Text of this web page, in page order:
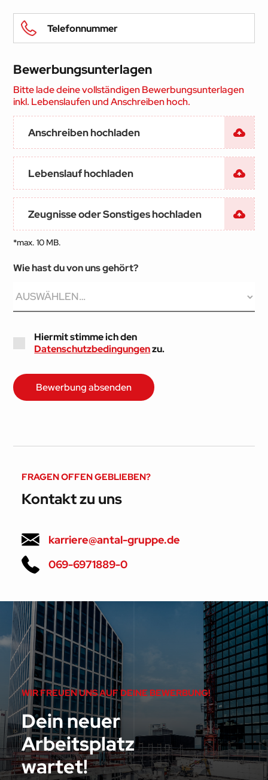
Bewerbungsunterlagen
Bitte lade deine vollständigen Bewerbungsunterlagen
inkl. Lebenslaufen und Anschreiben hoch.
Anschreiben hochladen
Lebenslauf hochladen
Zeugnisse oder Sonstiges hochladen
*max. 10 MB.
Wie hast du von uns gehört?
Hiermit stimme ich den
Datenschutzbedingungenzu.
FRAGEN OFFEN GEBLIEBEN?
Kontakt zu uns
karriere@antal-gruppe.de
069-6971889-0
WIR FREUEN UNS AUF DEINE BEWERBUNG!
Dein neuer
Arbeitsplatz
wartet!